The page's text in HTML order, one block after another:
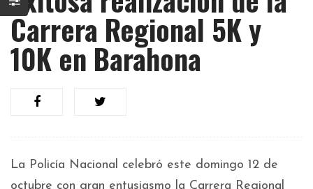
Carrera Regional 5K y
10K en Barahona
La Policía Nacional celebró este domingo 12 de
octubre con gran entusiasmo la Carrera Regional